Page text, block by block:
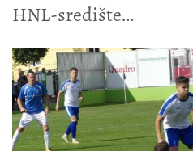
HNL-središte